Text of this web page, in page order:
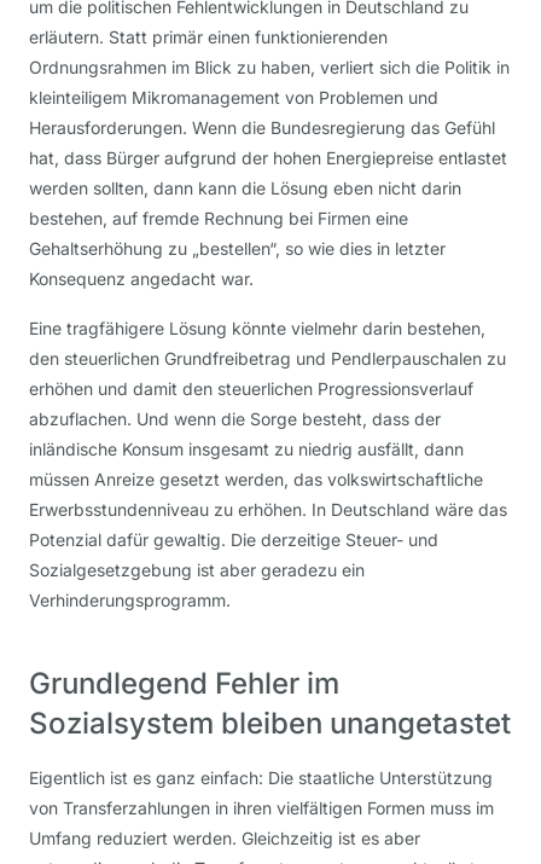
um die politischen Fehlentwicklungen in Deutschland zu
erläutern. Statt primär einen funktionierenden
Ordnungsrahmen im Blick zu haben, verliert sich die Politik in
kleinteiligem Mikromanagement von Problemen und
Herausforderungen. Wenn die Bundesregierung das Gefühl
hat, dass Bürger aufgrund der hohen Energiepreise entlastet
werden sollten, dann kann die Lösung eben nicht darin
bestehen, auf fremde Rechnung bei Firmen eine
Gehaltserhöhung zu „bestellen“, so wie dies in letzter
Konsequenz angedacht war.
Eine tragfähigere Lösung könnte vielmehr darin bestehen,
den steuerlichen Grundfreibetrag und Pendlerpauschalen zu
erhöhen und damit den steuerlichen Progressionsverlauf
abzuflachen. Und wenn die Sorge besteht, dass der
inländische Konsum insgesamt zu niedrig ausfällt, dann
müssen Anreize gesetzt werden, das volkswirtschaftliche
Erwerbsstundenniveau zu erhöhen. In Deutschland wäre das
Potenzial dafür gewaltig. Die derzeitige Steuer- und
Sozialgesetzgebung ist aber geradezu ein
Verhinderungsprogramm.
Grundlegend Fehler im
Sozialsystem bleiben unangetastet
Eigentlich ist es ganz einfach: Die staatliche Unterstützung
von Transferzahlungen in ihren vielfältigen Formen muss im
Umfang reduziert werden. Gleichzeitig ist es aber